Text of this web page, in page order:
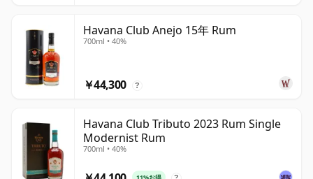
Havana Club Anejo 15年 Rum
700ml • 40%
￥44,300 ?
Havana Club Tributo 2023 Rum Single
Modernist Rum
700ml • 40%